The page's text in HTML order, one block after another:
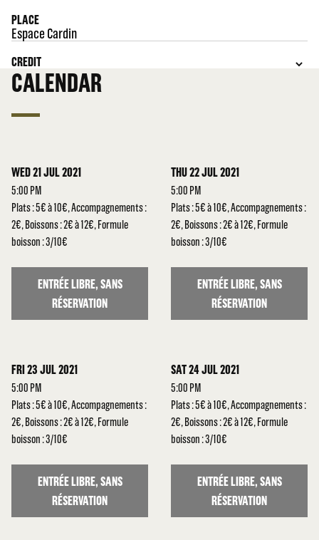
PLACE
Espace Cardin
CREDIT
CALENDAR
WED 21 JUL 2021
5:00 PM
Plats : 5€ à 10€, Accompagnements :
2€, Boissons : 2€ à 12€, Formule
boisson : 3/10€
ENTRÉE LIBRE, SANS
RÉSERVATION
THU 22 JUL 2021
5:00 PM
Plats : 5€ à 10€, Accompagnements :
2€, Boissons : 2€ à 12€, Formule
boisson : 3/10€
ENTRÉE LIBRE, SANS
RÉSERVATION
FRI 23 JUL 2021
5:00 PM
Plats : 5€ à 10€, Accompagnements :
2€, Boissons : 2€ à 12€, Formule
boisson : 3/10€
ENTRÉE LIBRE, SANS
RÉSERVATION
SAT 24 JUL 2021
5:00 PM
Plats : 5€ à 10€, Accompagnements :
2€, Boissons : 2€ à 12€, Formule
boisson : 3/10€
ENTRÉE LIBRE, SANS
RÉSERVATION